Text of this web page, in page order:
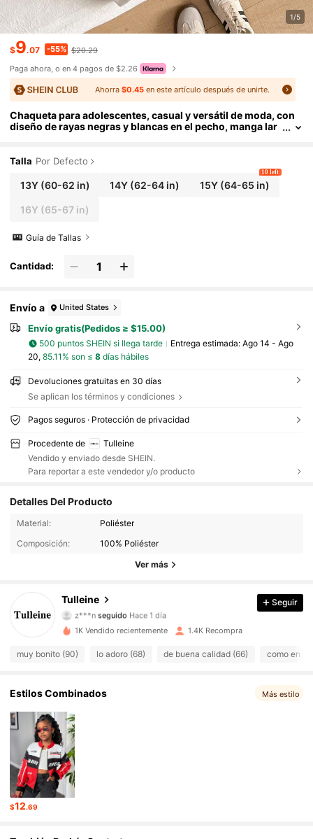
1/5
$9.07 -55% $20.29
Paga ahora, o en 4 pagos de $2.26
Ahorra $0.45en este artículo después de unirte.
Chaqueta para adolescentes, casual y versátil de moda, con
diseño de rayas negras y blancas en el pecho, manga lar
ajo, viajes, se puede combinar con camisetas interiores, jean
Talla Por Defecto
13Y(60-62 in) 14Y (62-64 in) 15Y(64-65 in)
10 left
16Y (65-67 in)
Guía de Tallas
Cantidad:
Envío a United States
Envío gratis(Pedidos ≥ $15.00)
500 puntos SHEIN si llega tarde Entrega estimada: Ago 14 - Ago
20, 85.11% son ≤ 8días hábiles
Devoluciones gratuitas en 30 días
Se aplican los términos y condiciones
Pagos seguros · Protección de privacidad
Procedente de
Tulleine
Vendido y enviado desde SHEIN.
Para reportar a este vendedor y/o producto
Detalles Del Producto
Material:
Poliéster
Composición:
100% Poliéster
Ver más
Tulleine
760 Seguidores
760 Seguidores
z***n seguido Hace 1 día
4.79 760 Seguidores
4.79 760 Seguidores
Seguir
1K Vendido recientemente 1.4K Recompra
muy bonito (90) lo adoro (68) de buena calidad (66) como en
Estilos Combinados Más estilo
$12.69